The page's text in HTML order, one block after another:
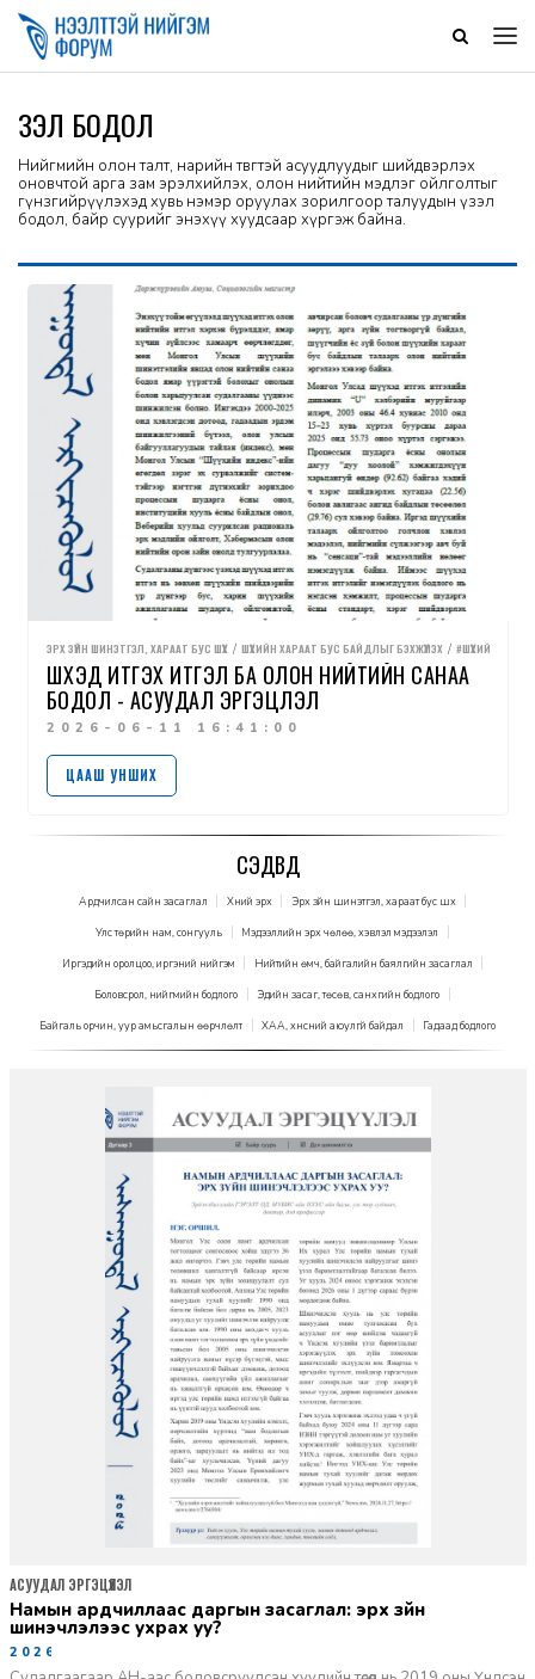
ҮЗЭЛ БОДОЛ
Нийгмийн олон талт, нарийн төвөгтэй асуудлуудыг шийдвэрлэх
оновчтой арга зам эрэлхийлэх, олон нийтийн мэдлэг ойлголтыг
гүнзгийрүүлэхэд хувь нэмэр оруулах зорилгоор талуудын үзэл
бодол, байр суурийг энэхүү хуудсаар хүргэж байна.
ЭРХ ЗҮЙН ШИНЭТГЭЛ, ХАРААТ БУС ШҮҮХ ШҮҮХИЙН ХАРААТ БУС БАЙДЛЫГ БЭХЖҮҮЛЭХ
ШҮҮХЭД ИТГЭХ ИТГЭЛ БА ОЛОН НИЙТИЙН САНАА
БОДОЛ - АСУУДАЛ ЭРГЭЦҮҮЛЭЛ
2026-06-11 16:41:00
ЦААШ УНШИХ
СЭДВҮҮД
Ардчилсан сайн засаглал Хүний эрх Эрх зүйн шинэтгэл, хараат бус шүүх
Улс төрийн нам, сонгууль Мэдээллийн эрх чөлөө, хэвлэл мэдээлэл
Иргэдийн оролцоо, иргэний нийгэм Нийтийн өмч, байгалийн баялгийн засаглал
Боловсрол, нийгмийн бодлого Эдийн засаг, төсөв, санхүүгийн бодлого
Байгаль орчин, уур амьсгалын өөрчлөлт ХАА, хүнсний аюулгүй байдал Гадаад бодлого
намын ардчиллаас даргын засаглал: эрх зүйн
шинэчлэлээс ухрах уу?
2026-07-08
АСУУДАЛ ЭРГЭЦҮҮЛЭЛ